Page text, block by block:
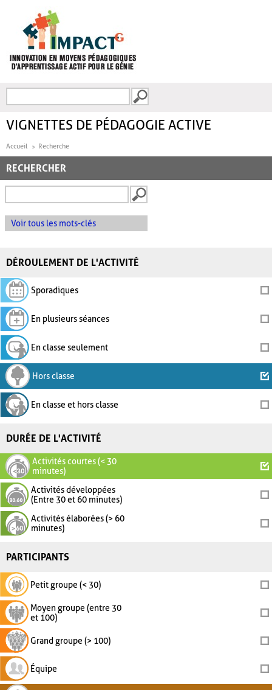
FORMULAIRE DE
VIGNETTES DE PÉDAGOGIE ACTIVE
Accueil Recherche
RECHERCHER
Voir tous les mots-clés
DÉROULEMENT DE L'ACTIVITÉ
Sporadiques
En plusieurs séances
En classe seulement
Hors classe
En classe et hors classe
DURÉE DE L'ACTIVITÉ
Activités courtes (< 30
minutes)
Activités développées
(Entre 30 et 60 minutes)
Activités élaborées (> 60
minutes)
PARTICIPANTS
Petit groupe (< 30)
Moyen groupe (entre 30
et 100)
Grand groupe (> 100)
Équipe